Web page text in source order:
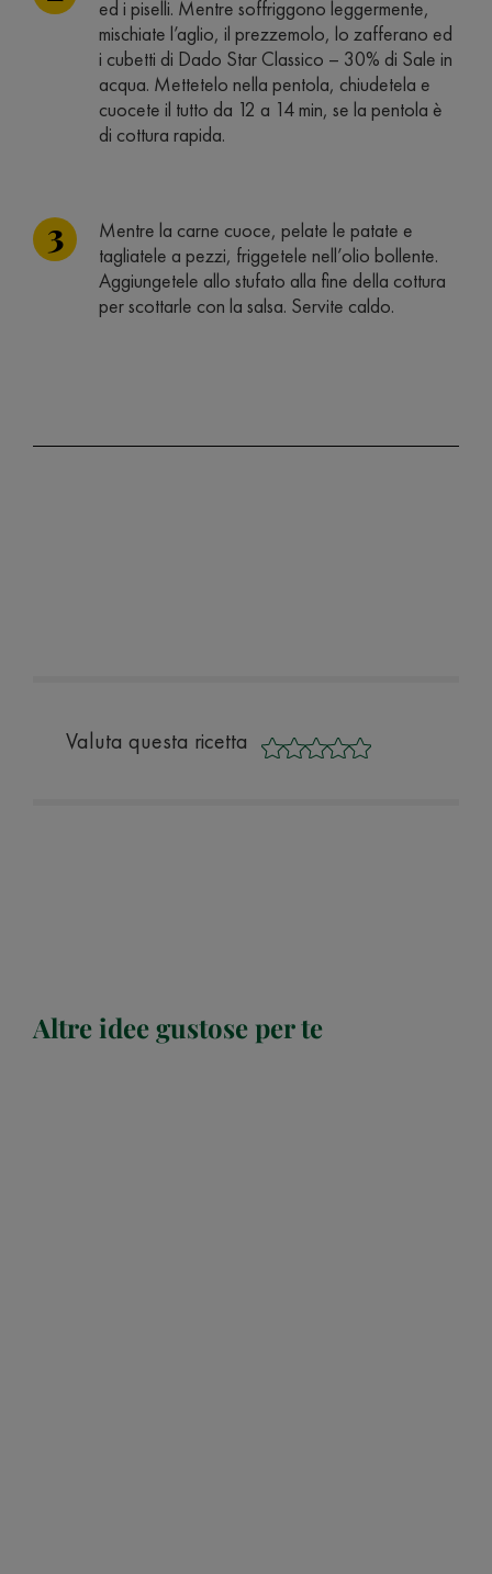
ed i piselli. Mentre soffriggono leggermente,
mischiate l’aglio, il prezzemolo, lo zafferano ed
i cubetti di Dado Star Classico – 30% di Sale in
acqua. Mettetelo nella pentola, chiudetela e
cuocete il tutto da 12 a 14 min, se la pentola è
di cottura rapida.
Mentre la carne cuoce, pelate le patate e
tagliatele a pezzi, friggetele nell’olio bollente.
Aggiungetele allo stufato alla fine della cottura
per scottarle con la salsa. Servite caldo.
Valuta questa ricetta
Altre idee gustose per te